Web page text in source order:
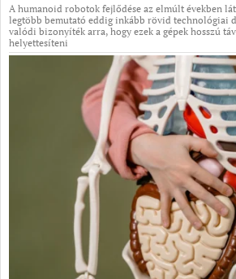
A humanoid robotok fejlődése az elmúlt években
legtöbb bemutató eddig inkább rövid technológiai
valódi bizonyíték arra, hogy ezek a gépek hosszú
helyettesíteni